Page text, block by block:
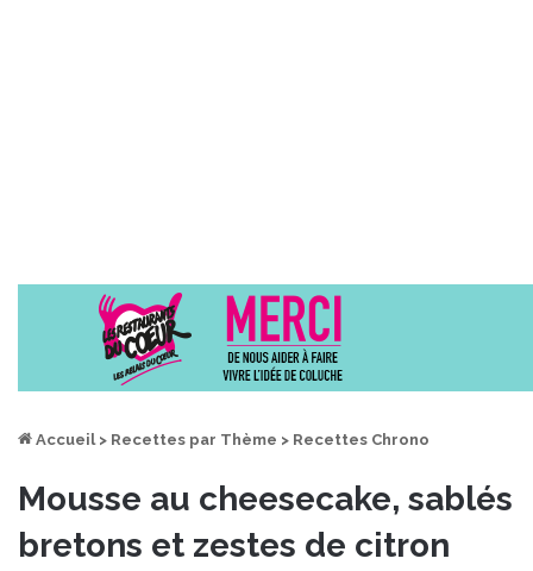
Accueil > Recettes par Thème > Recettes Chrono
Mousse au cheesecake, sablés
bretons et zestes de citron